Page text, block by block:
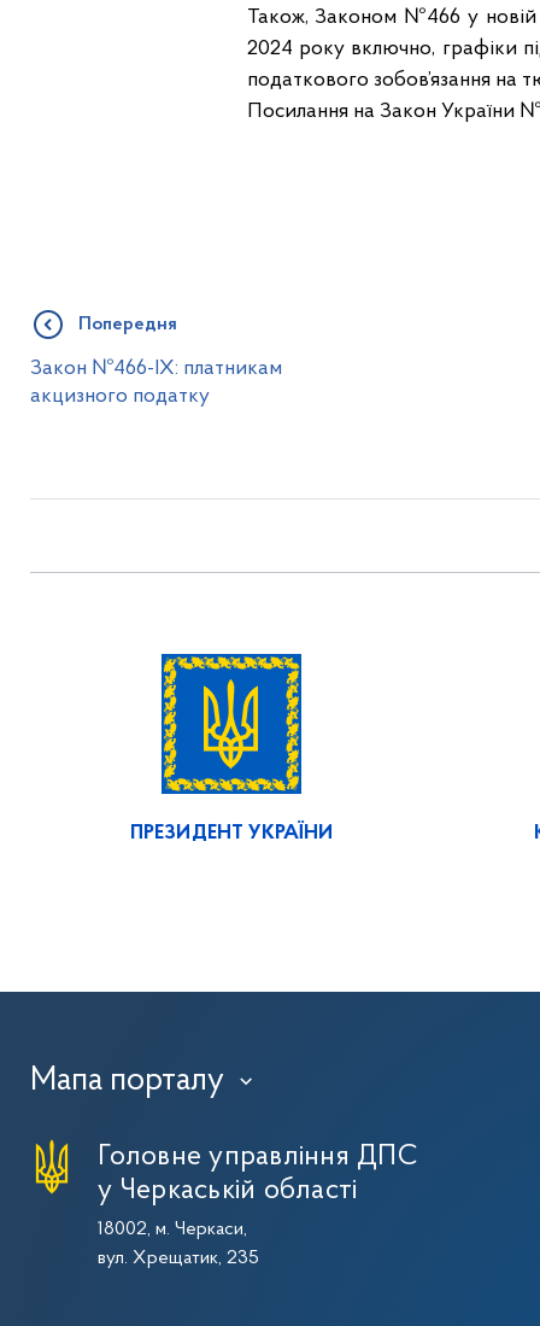
Також, Законом №466 у новій
2024 року включно, графіки
податкового зобов’язання
Посилання на Закон
Попередня
Закон №466-ІХ: платникам
акцизного податку
ПРЕЗИДЕНТ УКРАЇНИ
Мапа порталу ›
Головне управління ДПС
у Черкаській області
18002, м. Черкаси,
вул. Хрещатик, 235